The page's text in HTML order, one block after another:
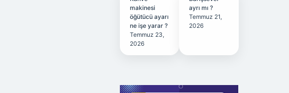
makinesi
öğütücü ayarı
ne işe yarar ?
Temmuz 23,
2026
ayrı mı ?
Temmuz 21,
2026